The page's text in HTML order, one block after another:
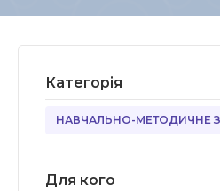
Категорія
НАВЧАЛЬНО-МЕТОДИЧНЕ
Для кого